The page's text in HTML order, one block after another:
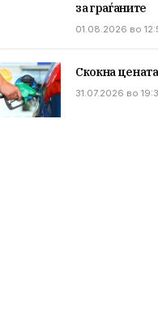
за граѓаните
01.08.2026 во
Скокна
31.07.2026 во